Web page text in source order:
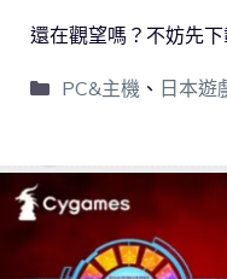
還在觀望嗎？不妨先
PC&主機、 日本遊